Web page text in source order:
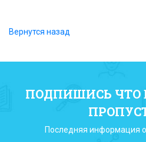
Вернутся назад
ПОДПИШИСЬ ЧТО
Последняя информация